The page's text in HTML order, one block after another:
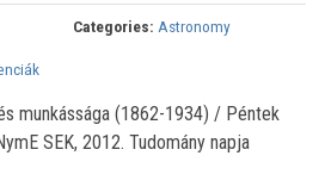
Categories: Astronomy
munkássága (1862-1934) / Péntek
SEK, 2012. Tudomány napja